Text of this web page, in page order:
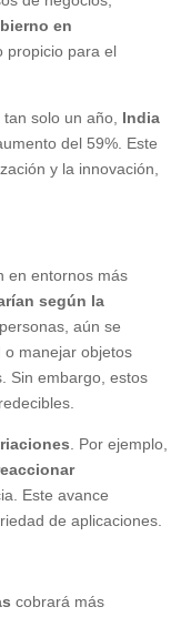
en
propicio para el
solo un año, India
del 59%. Este
y la innovación,
en entornos más
según la
aún se
o manejar objetos
Sin embargo, estos
. Por ejemplo,
Este avance
de aplicaciones.
cobrará más